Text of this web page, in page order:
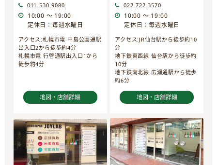
011-530-9080
10:00 ～ 19:00
定休日：毎週水曜日
アクセス:札幌市電 中島公園通駅
出入口2から徒歩約4分
札幌市電 行啓通駅出入口1から
徒歩約4分
地図・店舗詳細
022-722-3570
10:00 ～ 19:00
定休日：毎週水曜日
アクセス:JR仙台駅から徒歩約10
分
地下鉄東西線 仙台駅から徒歩約
10分
地下鉄南北線 広瀬通駅から徒歩
約6分
地図・店舗詳細